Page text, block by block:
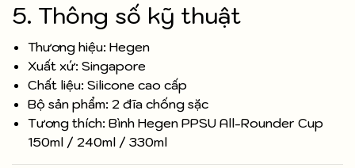
5. Thông số kỹ thuật
Thương hiệu: Hegen
Xuất xứ: Singapore
Chất liệu: Silicone cao cấp
Bộ sản phẩm: 2 đĩa chống sặc
Tương thích: Bình Hegen PPSU All-Rounder Cup
150ml / 240ml / 330ml